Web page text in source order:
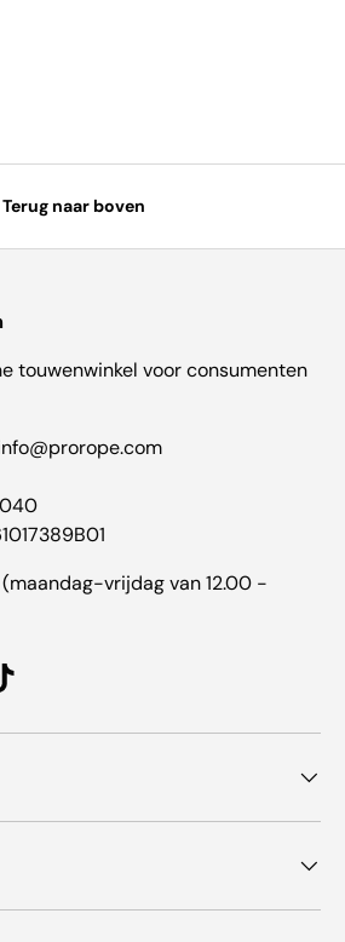
Terug naar boven
touwenwinkel voor consumenten
(maandag-vrijdag van 12.00 -
TikTok